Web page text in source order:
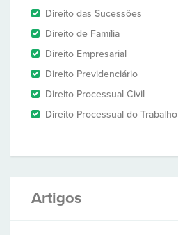
Direito das Sucessões
Direito de Família
Direito Empresarial
Direito Previdenciário
Direito Processual Civil
Direito Processual do Trabalho
Artigos